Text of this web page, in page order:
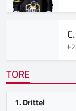
C.
TORE
1. Drittel